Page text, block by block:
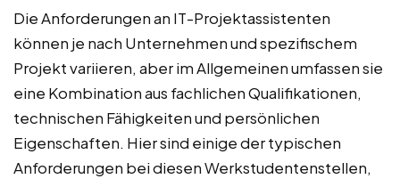
Die Anforderungen an IT-Projektassistenten
können je nach Unternehmen und spezifischem
Projekt variieren, aber im Allgemeinen umfassen sie
eine Kombination aus fachlichen Qualifikationen,
technischen Fähigkeiten und persönlichen
Eigenschaften. Hier sind einige der typischen
Anforderungen bei diesen Werkstudentenstellen,